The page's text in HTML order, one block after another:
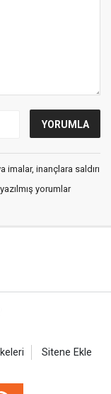
inançlara saldırı
yorumlar
Sitene Ekle